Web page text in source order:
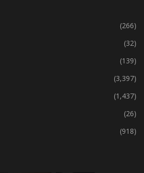
(266)
(32)
(139)
(3,397)
(1,437)
(26)
(918)